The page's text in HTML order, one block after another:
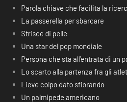
Parola chiave che facilita la
La passerella per sbarcare
Strisce di pelle
Una star del pop mondiale
Persona che sta all’entrata di un
Lo scarto alla partenza fra gli
Lieve colpo dato sfiorando
Un palmipede americano